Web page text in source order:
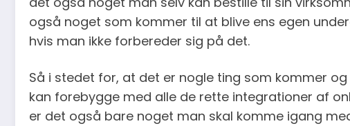
også noget som kommer til at blive ens egen
hvis man ikke forbereder sig på det.
Så i stedet for, at det er nogle ting som kommer
kan forebygge med alle de rette integrationer af
er det også bare noget man skal komme igang